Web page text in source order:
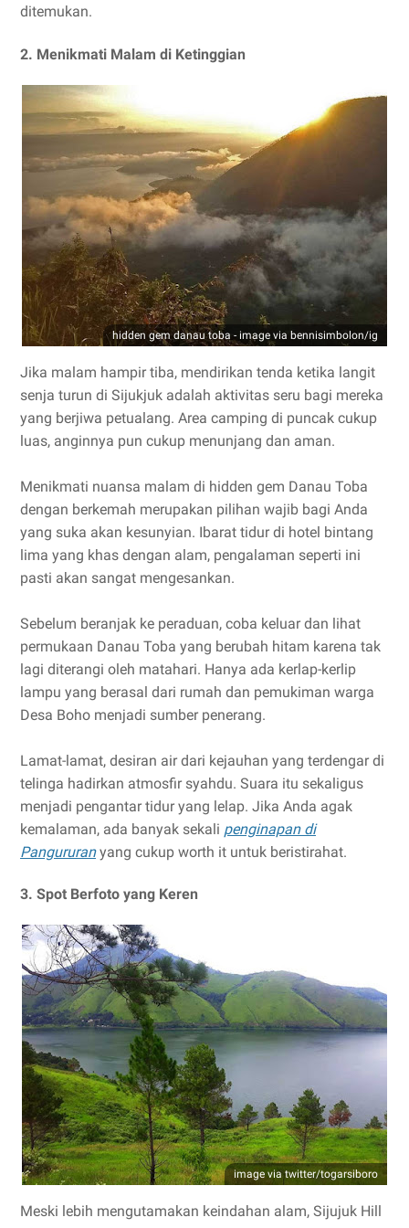
ditemukan.
2. Menikmati Malam di Ketinggian
hidden gem danau toba - image via bennisimbolon/ig
Jika malam hampir tiba, mendirikan tenda ketika langit
senja turun di Sijukjuk adalah aktivitas seru bagi mereka
yang berjiwa petualang. Area camping di puncak cukup
luas, anginnya pun cukup menunjang dan aman.
Menikmati nuansa malam di hidden gem Danau Toba
dengan berkemah merupakan pilihan wajib bagi Anda
yang suka akan kesunyian. Ibarat tidur di hotel bintang
lima yang khas dengan alam, pengalaman seperti ini
pasti akan sangat mengesankan.
Sebelum beranjak ke peraduan, coba keluar dan lihat
permukaan Danau Toba yang berubah hitam karena tak
lagi diterangi oleh matahari. Hanya ada kerlap-kerlip
lampu yang berasal dari rumah dan pemukiman warga
Desa Boho menjadi sumber penerang.
Lamat-lamat, desiran air dari kejauhan yang terdengar di
telinga hadirkan atmosfir syahdu. Suara itu sekaligus
menjadi pengantar tidur yang lelap. Jika Anda agak
kemalaman, ada banyak sekali penginapan di
Pangururanyang cukup worth it untuk beristirahat.
3. Spot Berfoto yang Keren
image via twitter/togarsiboro
Meski lebih mengutamakan keindahan alam, Sijujuk Hill